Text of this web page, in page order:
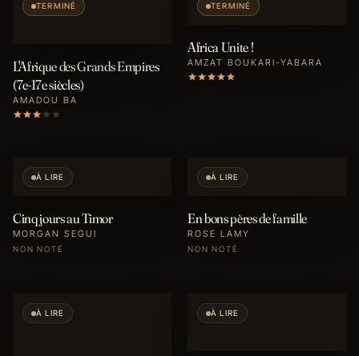
TERMINÉ
L'Afrique des Grands Empires
(7e-17e siècles)
AMADOU BA
TERMINÉ
Africa Unite !
AMZAT BOUKARI-YABARA
À LIRE
Cinq jours au Timor
MORGAN SEGUI
NON NOTÉ
À LIRE
En bons pères de famille
ROSE LAMY
NON NOTÉ
À LIRE À LIRE